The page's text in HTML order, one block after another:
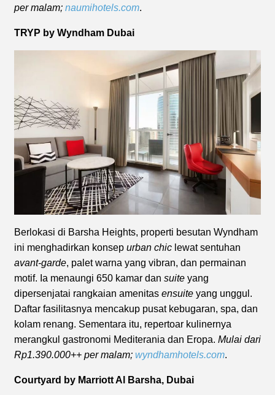
per malam; naumihotels.com.
TRYP by Wyndham Dubai
Berlokasi di Barsha Heights, properti besutan Wyndham
ini menghadirkan konsep urban chic lewat sentuhan
avant-garde, palet warna yang vibran, dan permainan
motif. Ia menaungi 650 kamar dan suite yang
dipersenjatai rangkaian amenitas ensuite yang unggul.
Daftar fasilitasnya mencakup pusat kebugaran, spa, dan
kolam renang. Sementara itu, repertoar kulinernya
merangkul gastronomi Mediterania dan Eropa. Mulai dari
Rp1.390.000++ per malam; wyndhamhotels.com.
Courtyard by Marriott Al Barsha, Dubai